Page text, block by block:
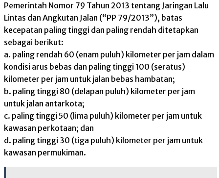
Pemerintah Nomor 79 Tahun 2013 tentang Jaringan Lalu
Lintas dan Angkutan Jalan (“PP 79/2013”), batas
kecepatan paling tinggi dan paling rendah ditetapkan
sebagai berikut:
a. paling rendah 60 (enam puluh) kilometer per jam dalam
kondisi arus bebas dan paling tinggi 100 (seratus)
kilometer per jam untuk jalan bebas hambatan;
b. paling tinggi 80 (delapan puluh) kilometer per jam
untuk jalan antarkota;
c. paling tinggi 50 (lima puluh) kilometer per jam untuk
kawasan perkotaan; dan
d. paling tinggi 30 (tiga puluh) kilometer per jam untuk
kawasan permukiman.